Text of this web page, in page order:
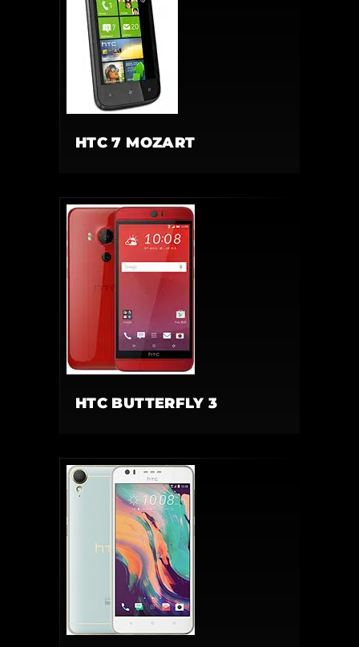
HTC 7 MOZART
HTC BUTTERFLY 3